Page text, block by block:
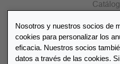
Lista de
Encuentre su distribuidor
Nosotros y nuestros socios de
cookies para personalizar los
eficacia. Nuestros socios
datos a través de las cookies.